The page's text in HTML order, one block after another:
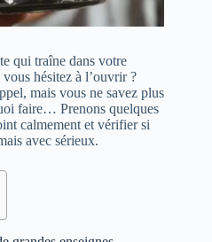
qui traîne dans votre
hésitez à l’ouvrir ?
mais vous ne savez plus
faire… Prenons quelques
calmement et vérifier si
avec sérieux.